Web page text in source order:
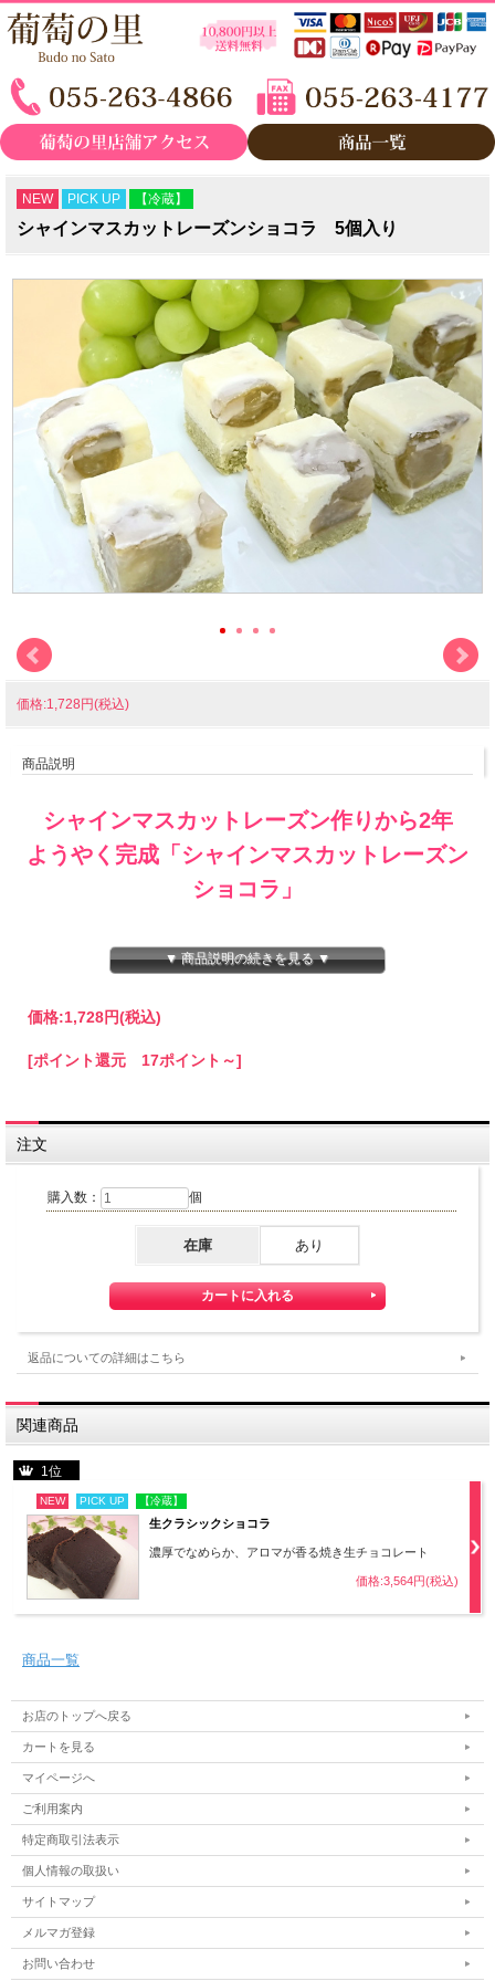
NEW PICK UP 【冷蔵】
シャインマスカットレーズンショコラ 5個入り
価格:1,728円(税込)
商品説明
シャインマスカットレーズン作りから2年
ようやく完成「シャインマスカットレーズン
ショコラ」
パティシエの職人技が光る
自家製シャインマスカットレーズンを使用
皮まで柔らかいレーズン
生で皮ごと食べる高級ぶどう
「シャインマスカット」
通常のレーズンでは乾燥により硬くなってしまう皮も
シャインマスカットなら
柔らかいまま、
レーズンになりました。
▼ 商品説明の続きを見る ▼
価格:1,728円(税込)
[ポイント還元 17ポイント～]
注文
購入数： 個
在庫 あり
返品についての詳細はこちら
関連商品
1位
NEW PICK UP 【冷蔵】
生クラシックショコラ
濃厚でなめらか、アロマが香る焼き生チョコレート
価格:3,564円(税込)
商品一覧
お店のトップへ戻る
カートを見る
マイページへ
ご利用案内
特定商取引法表示
個人情報の取扱い
サイトマップ
メルマガ登録
お問い合わせ